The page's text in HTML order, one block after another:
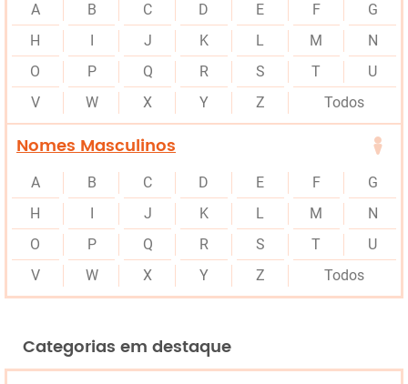
A B C D E F
G
H
J K L M
N
O
P Q R S T
U
V
W X Y Z Todos
Nomes Masculinos
A B C D E F
G
H
J K L M
N
O
P Q R S T
U
V
W X Y Z Todos
Categorias em destaque